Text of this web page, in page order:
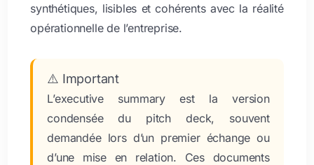
synthétiques, lisibles et cohérents avec la réalité
opérationnelle de l’entreprise.
⚠️ Important
L’executive summary est la version
condensée du pitch deck, souvent
demandée lors d’un premier échange ou
d’une mise en relation. Ces documents